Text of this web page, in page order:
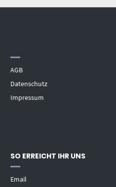
AGB
Datenschutz
Impressum
SO ERREICHT IHR UNS
Email